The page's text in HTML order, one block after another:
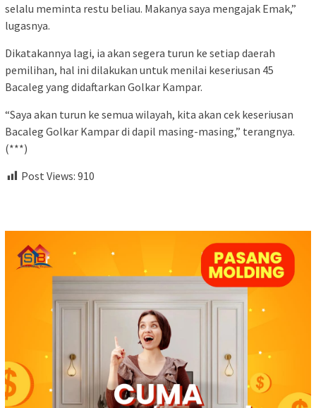
selalu meminta restu beliau. Makanya saya mengajak Emak,”
lugasnya.
Dikatakannya lagi, ia akan segera turun ke setiap daerah
pemilihan, hal ini dilakukan untuk menilai keseriusan 45
Bacaleg yang didaftarkan Golkar Kampar.
“Saya akan turun ke semua wilayah, kita akan cek keseriusan
Bacaleg Golkar Kampar di dapil masing-masing,” terangnya.
(***)
Post Views: 910